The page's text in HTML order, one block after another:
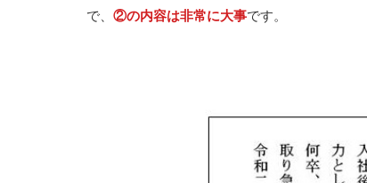
で、 ②の内容は非常に大事です。